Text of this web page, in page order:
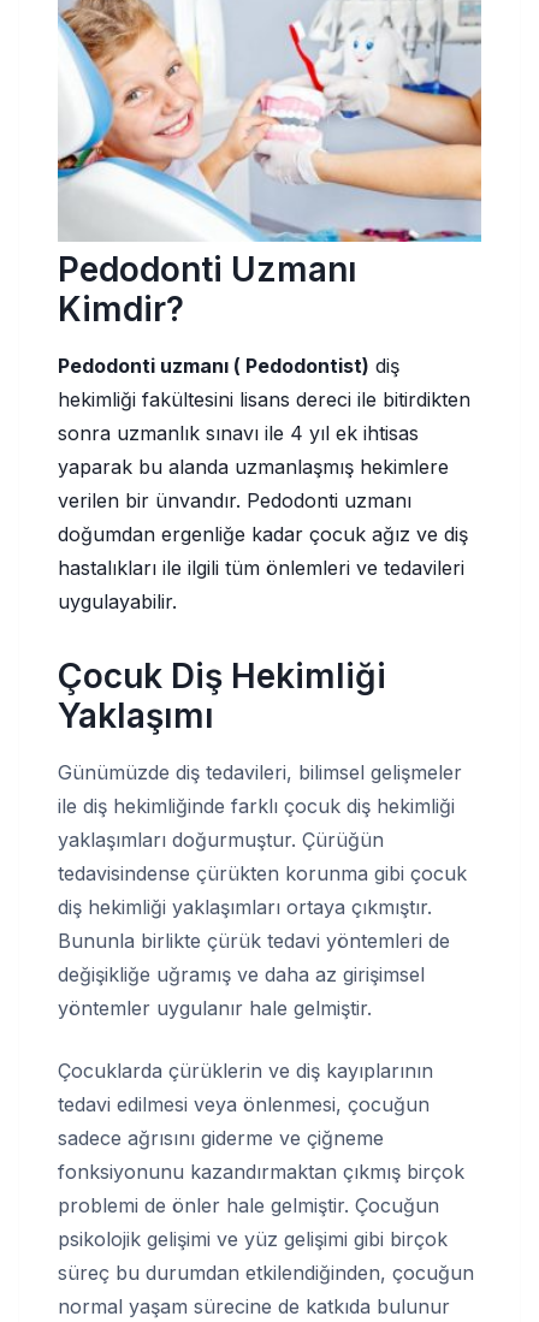
Pedodonti Uzmanı
Kimdir?
Pedodonti uzmanı ( Pedodontist) diş
hekimliği fakültesini lisans dereci ile bitirdikten
sonra uzmanlık sınavı ile 4 yıl ek ihtisas
yaparak bu alanda uzmanlaşmış hekimlere
verilen bir ünvandır. Pedodonti uzmanı
doğumdan ergenliğe kadar çocuk ağız ve diş
hastalıkları ile ilgili tüm önlemleri ve tedavileri
uygulayabilir.
Çocuk Diş Hekimliği
Yaklaşımı
Günümüzde diş tedavileri, bilimsel gelişmeler
ile diş hekimliğinde farklı çocuk diş hekimliği
yaklaşımları doğurmuştur. Çürüğün
tedavisindense çürükten korunma gibi çocuk
diş hekimliği yaklaşımları ortaya çıkmıştır.
Bununla birlikte çürük tedavi yöntemleri de
değişikliğe uğramış ve daha az girişimsel
yöntemler uygulanır hale gelmiştir.
Çocuklarda çürüklerin ve diş kayıplarının
tedavi edilmesi veya önlenmesi, çocuğun
sadece ağrısını giderme ve çiğneme
fonksiyonunu kazandırmaktan çıkmış birçok
problemi de önler hale gelmiştir. Çocuğun
psikolojik gelişimi ve yüz gelişimi gibi birçok
süreç bu durumdan etkilendiğinden, çocuğun
normal yaşam sürecine de katkıda bulunur